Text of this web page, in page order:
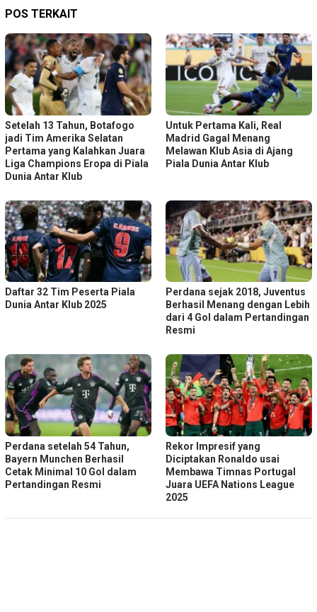
POS TERKAIT
Setelah 13 Tahun, Botafogo
jadi Tim Amerika Selatan
Pertama yang Kalahkan Juara
Liga Champions Eropa di Piala
Dunia Antar Klub
Untuk Pertama Kali, Real
Madrid Gagal Menang
Melawan Klub Asia di Ajang
Piala Dunia Antar Klub
Daftar 32 Tim Peserta Piala
Dunia Antar Klub 2025
Perdana sejak 2018, Juventus
Berhasil Menang dengan Lebih
dari 4 Gol dalam Pertandingan
Resmi
Perdana setelah 54 Tahun,
Bayern Munchen Berhasil
Cetak Minimal 10 Gol dalam
Pertandingan Resmi
Rekor Impresif yang
Diciptakan Ronaldo usai
Membawa Timnas Portugal
Juara UEFA Nations League
2025